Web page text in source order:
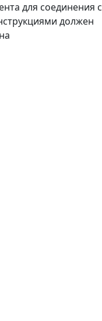
для соединения с
должен